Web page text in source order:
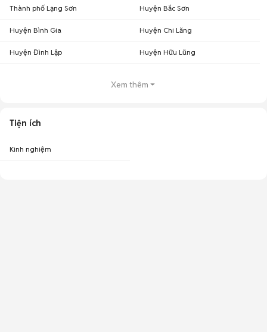
Thành phố Lạng Sơn Huyện Bắc Sơn
Huyện Bình Gia Huyện Chi Lăng
Huyện Đình Lập Huyện Hữu Lũng
Xem thêm
Tiện ích
Kinh nghiệm